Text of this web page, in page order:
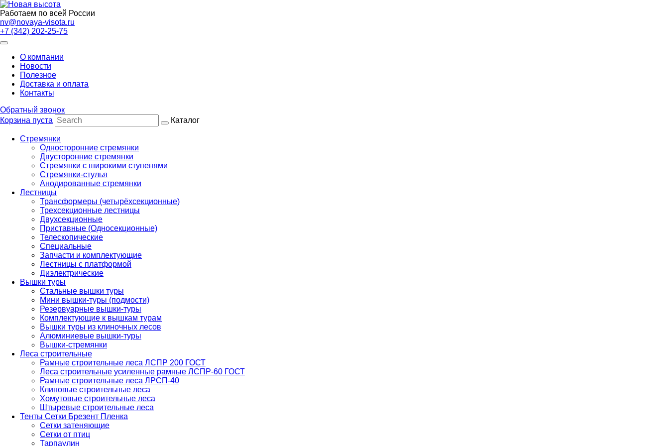
Работаем по всей России
nv@novaya-visota.ru
+7 (342) 202-25-75
О компании
Новости
Полезное
Доставка и оплата
Контакты
Обратный звонок
Корзина пуста
Каталог
Стремянки
Односторонние стремянки
Двусторонние стремянки
Стремянки с широкими ступенями
Стремянки-стулья
Анодированные стремянки
Лестницы
Трансформеры (четырёхсекционные)
Трехсекционные лестницы
Двухсекционные
Приставные (Односекционные)
Телескопические
Специальные
Запчасти и комплектующие
Лестницы с платформой
Диэлектрические
Вышки туры
Стальные вышки туры
Мини вышки-туры (подмости)
Резервуарные вышки-туры
Комплектующие к вышкам турам
Вышки туры из клиночных лесов
Алюминиевые вышки-туры
Вышки-стремянки
Леса строительные
Рамные строительные леса ЛСПР 200 ГОСТ
Леса строительные усиленные рамные ЛСПР-60 ГОСТ
Рамные строительные леса ЛРСП-40
Клиновые строительные леса
Хомутовые строительные леса
Штыревые строительные леса
Тенты Сетки Брезент Пленка
Сетки затеняющие
Сетки от птиц
Тарпаулин